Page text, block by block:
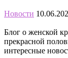
Новости
Блог о женской
прекрасной
интересные